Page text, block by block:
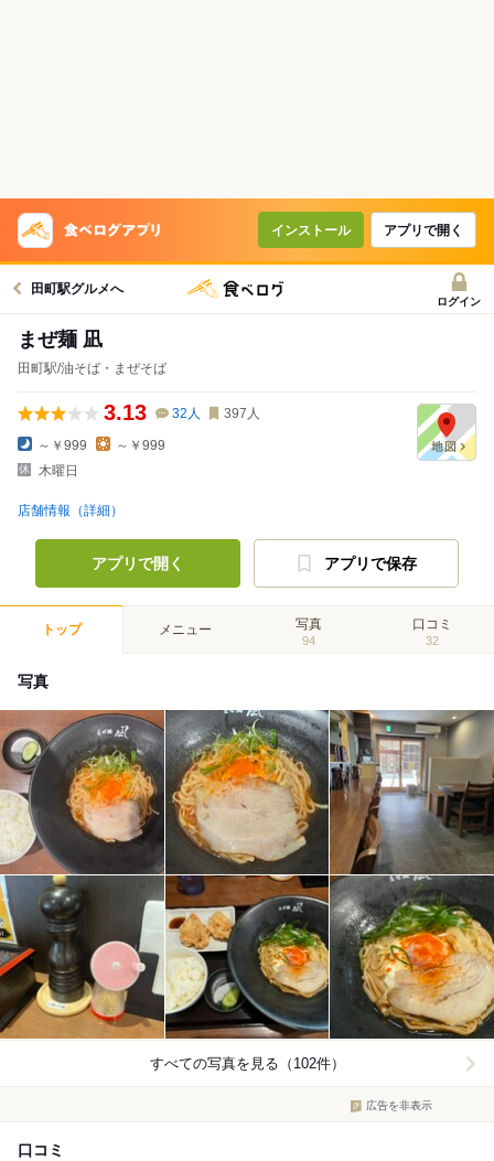
インストール アプリで開く
田町駅グルメへ
ログイン
まぜ麺 凪
田町駅/油そば・まぜそば
3.13 32 人 397 人
～￥999
～￥999
木曜日
店舗情報（詳細）
アプリで開く アプリで保存
トップ メニュー 写真
94
口コミ
32
写真
すべての写真を見る（102件）
広告を非表示
口コミ